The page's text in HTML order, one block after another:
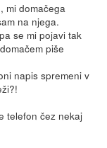
mi domačega
na njega.
se mi pojavi tak
piše
napis spremeni v
telefon čez nekaj